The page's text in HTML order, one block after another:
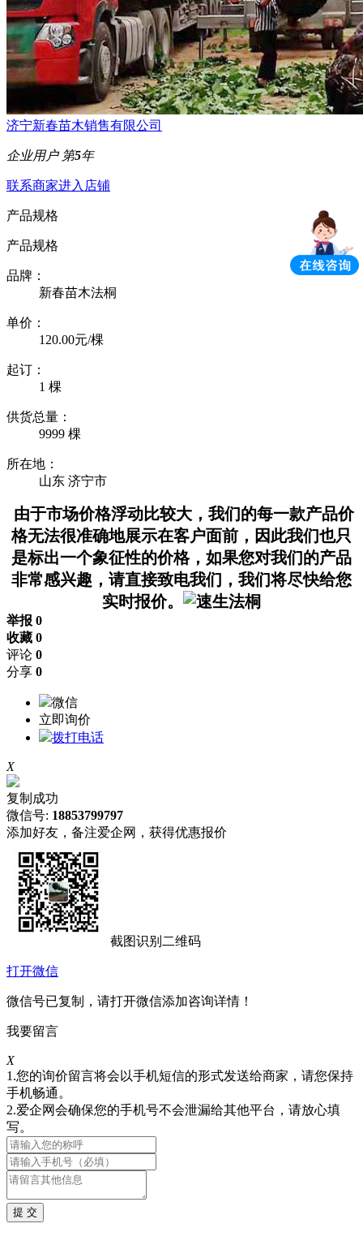
济宁新春苗木销售有限公司
企业用户 第5年
联系商家进入店铺
产品规格
产品规格
品牌：
新春苗木法桐
单价：
120.00元/棵
起订：
1 棵
供货总量：
9999 棵
所在地：
山东 济宁市
由于市场价格浮动比较大，我们的每一款产品价
格无法很准确地展示在客户面前，因此我们也只
是标出一个象征性的价格，如果您对我们的产品
非常感兴趣，请直接致电我们，我们将尽快给您
实时报价。
举报 0
收藏 0
评论 0
分享 0
微信
立即询价
拨打电话
X
复制成功
微信号: 18853799797
添加好友，备注爱企网，获得优惠报价
截图识别二维码
打开微信
微信号已复制，请打开微信添加咨询详情！
我要留言
X
1.您的询价留言将会以手机短信的形式发送给商家，请您保持
手机畅通。
2.爱企网会确保您的手机号不会泄漏给其他平台，请放心填
写。